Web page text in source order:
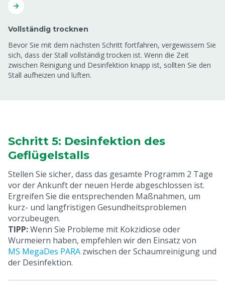
Vollständig trocknen
Bevor Sie mit dem nächsten Schritt fortfahren, vergewissern Sie
sich, dass der Stall vollständig trocken ist. Wenn die Zeit
zwischen Reinigung und Desinfektion knapp ist, sollten Sie den
Stall aufheizen und lüften.
Schritt 5: Desinfektion des
Geflügelstalls
Stellen Sie sicher, dass das gesamte Programm 2 Tage
vor der Ankunft der neuen Herde abgeschlossen ist.
Ergreifen Sie die entsprechenden Maßnahmen, um
kurz- und langfristigen Gesundheitsproblemen
vorzubeugen.
TIPP:Wenn Sie Probleme mit Kokzidiose oder
Wurmeiern haben, empfehlen wir den Einsatz von
MS MegaDes PARA zwischen der Schaumreinigung und
der Desinfektion.